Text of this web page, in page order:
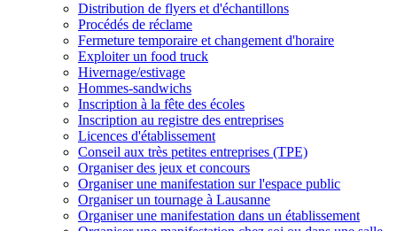
Distribution de flyers et d'échantillons
Procédés de réclame
Fermeture temporaire et changement d'horaire
Exploiter un food truck
Hivernage/estivage
Hommes-sandwichs
Inscription à la fête des écoles
Inscription au registre des entreprises
Licences d'établissement
Conseil aux très petites entreprises (TPE)
Organiser des jeux et concours
Organiser une manifestation sur l'espace public
Organiser un tournage à Lausanne
Organiser une manifestation dans un établissement